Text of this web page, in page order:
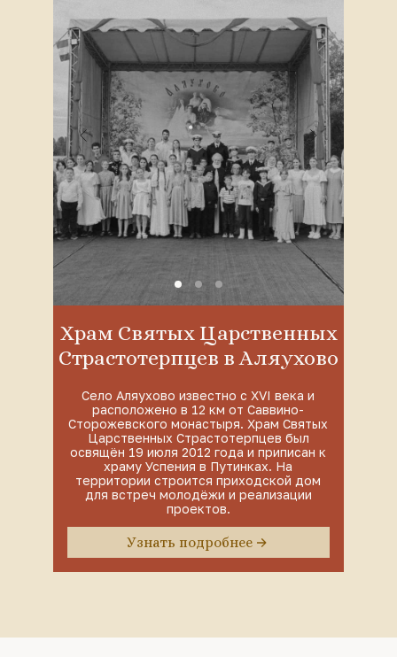
Храм Святых Царственных
Страстотерпцев в Аляухово
Село Аляухово известно с XVI века и
расположено в 12 км от Саввино-
Сторожевского монастыря. Храм Святых
Царственных Страстотерпцев был
освящён 19 июля 2012 года и приписан к
храму Успения в Путинках. На
территории строится приходской дом
для встреч молодёжи и реализации
проектов.
Узнать подробнее